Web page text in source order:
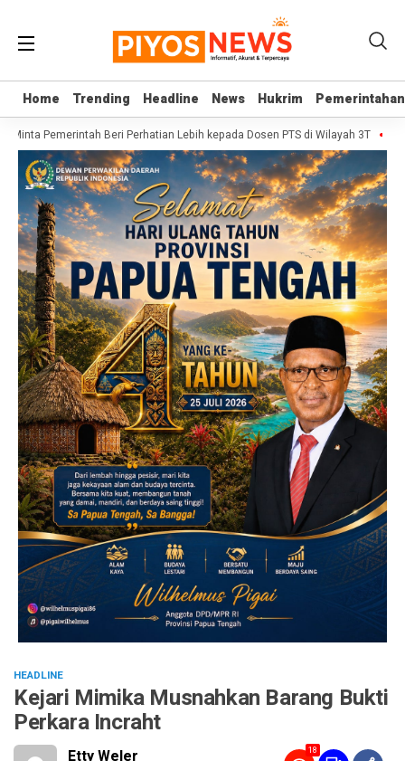
Home Trending Headline News Hukrim Pemerintahan
Home Trending Headline News Hukrim Pemerintahan
Minta Pemerintah Beri Perhatian Lebih kepada Dosen PTS di Wilayah 3T
HEADLINE
Kejari Mimika Musnahkan Barang Bukti
Perkara Incraht
Etty Weler 18